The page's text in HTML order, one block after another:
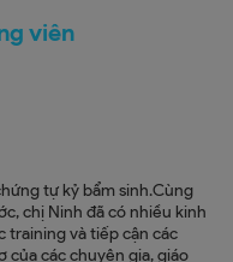
và thúc âm/ chỉnh âm/
chọn giáo cụ cho mẹ/ đồ
viên
tự kỷ bẩm sinh.Cùng
chị Ninh đã có nhiều kinh
training và tiếp cận các
của các chuyên gia, giáo